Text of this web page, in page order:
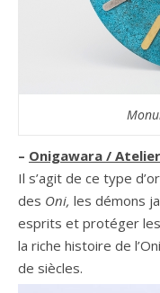
– Onigawara /
Il s’agit de ce type
des Oni, les démons
esprits et protéger
la riche histoire de
de siècles.